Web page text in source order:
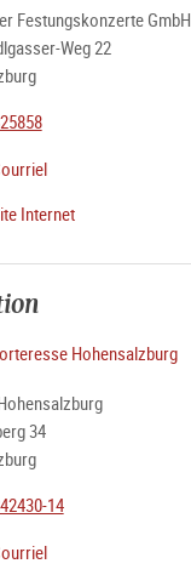
Festungskonzerte GmbH
Weg 22
Internet
Hohensalzburg
34
14